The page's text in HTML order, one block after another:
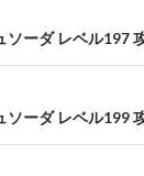
ソーダ レベル197
ソーダ レベル199